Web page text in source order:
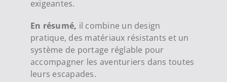
exigeantes.
En résumé, il combine un design
pratique, des matériaux résistants et un
système de portage réglable pour
accompagner les aventuriers dans toutes
leurs escapades.